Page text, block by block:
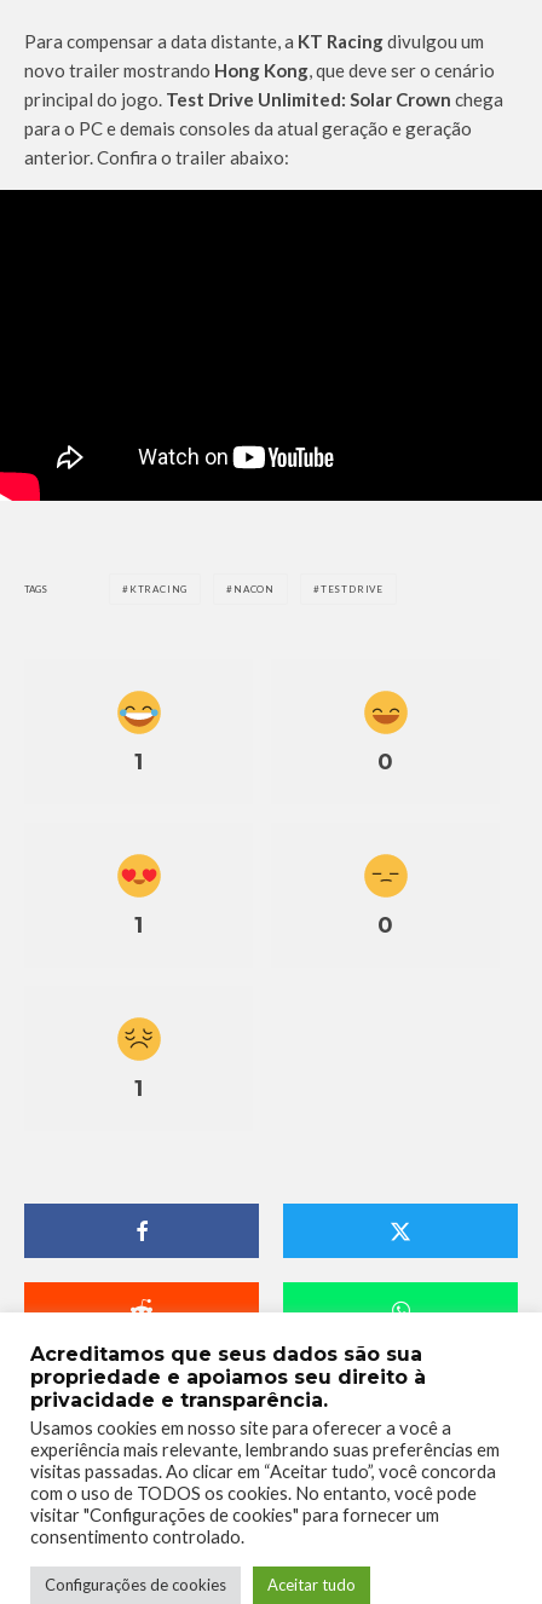
Para compensar a data distante, a KT Racingdivulgou um
novo trailer mostrando Hong Kong, que deve ser o cenário
principal do jogo. Test Drive Unlimited: Solar Crown chega
para o PC e demais consoles da atual geração e geração
anterior. Confira o trailer abaixo:
TAGS KTRACING NACON TESTDRIVE
1 0
1 0
1
Telmo Camargo
Acreditamos que seus dados são sua
propriedade e apoiamos seu direito à
privacidade e transparência.
Usamos cookies em nosso site para oferecer a você a
experiência mais relevante, lembrando suas preferências em
visitas passadas. Ao clicar em “Aceitar tudo”, você concorda
com o uso de TODOS os cookies. No entanto, você pode
visitar "Configurações de cookies" para fornecer um
consentimento controlado.
Configurações de cookies Aceitar tudo